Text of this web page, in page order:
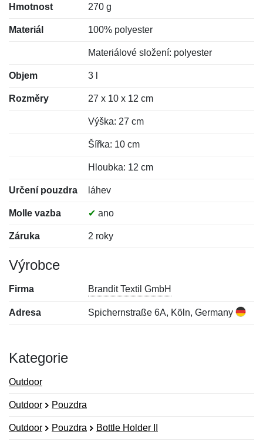
Hmotnost 270 g
Materiál 100% polyester
Materiálové složení: polyester
Objem 3 l
Rozměry 27 x 10 x 12 cm
Výška: 27 cm
Šířka: 10 cm
Hloubka: 12 cm
Určení pouzdra láhev
Molle vazba ✔ ano
Záruka 2 roky
Výrobce
Firma Brandit Textil GmbH
Adresa Spichernstraße 6A, Köln, Germany
Kategorie
Outdoor
Outdoor Pouzdra
Outdoor Pouzdra Bottle Holder II